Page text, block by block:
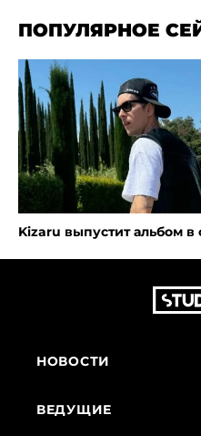
ПОПУЛЯРНОЕ
Kizaru выпустит альбом в
НОВОСТИ
ВЕДУЩИЕ